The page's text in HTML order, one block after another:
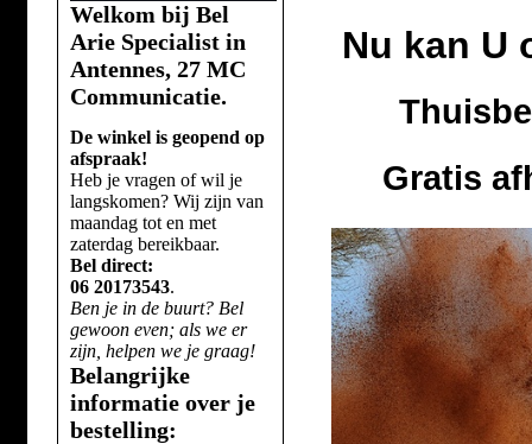
Welkom bij Bel
Arie Specialist in
Antennes, 27 MC
Communicatie.
De winkel is geopend op
afspraak!
Heb je vragen of wil je
langskomen? Wij zijn van
maandag tot en met
zaterdag bereikbaar.
Bel direct:
06 20173543.
Ben je in de buurt? Bel
gewoon even; als we er
zijn, helpen we je graag!
Belangrijke
informatie over je
bestelling:
Nu kan U
Gratis